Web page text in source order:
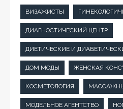
ВИЗАЖИСТЫ
ДИАГНОСТИЧЕСКИЙ ЦЕНТР
ДИЕТИЧЕСКИЕ И
ДОМ МОДЫ ЖЕНСКАЯ
КОСМЕТОЛОГИЯ
МОДЕЛЬНОЕ АГЕНТСТВО